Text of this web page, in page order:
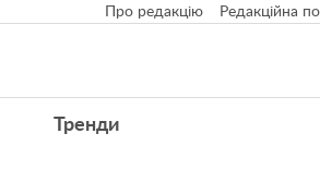
Про редакцію Редакційна
Тренди